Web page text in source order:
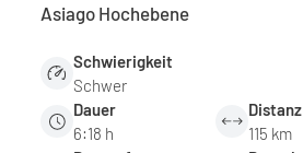
Asiago Hochebene
Schwierigkeit
Schwer
Dauer
6:18 h
Distanz
115 km